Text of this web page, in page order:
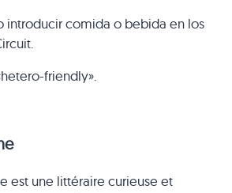
introducir comida o bebida en los
friendly».
est une littéraire curieuse et